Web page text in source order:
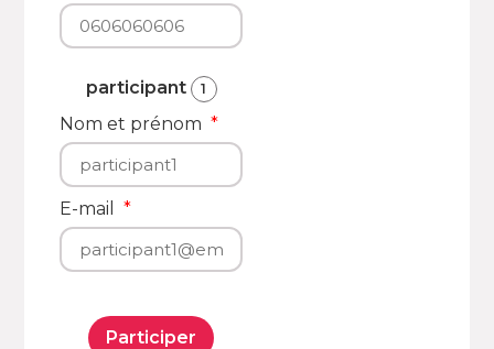
participant 1
Nom et prénom
E-mail
Participer